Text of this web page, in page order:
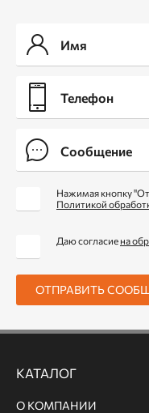
Нажимая кнопку
Политикой
Даю согласие на
ОТПРАВИТЬ
КАТАЛОГ
О КОМПАНИИ